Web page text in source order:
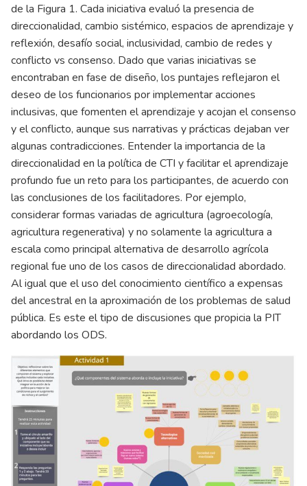
de la Figura 1. Cada iniciativa evaluó la presencia de
direccionalidad, cambio sistémico, espacios de aprendizaje y
reflexión, desafío social, inclusividad, cambio de redes y
conflicto vs consenso. Dado que varias iniciativas se
encontraban en fase de diseño, los puntajes reflejaron el
deseo de los funcionarios por implementar acciones
inclusivas, que fomenten el aprendizaje y acojan el consenso
y el conflicto, aunque sus narrativas y prácticas dejaban ver
algunas contradicciones. Entender la importancia de la
direccionalidad en la política de CTI y facilitar el aprendizaje
profundo fue un reto para los participantes, de acuerdo con
las conclusiones de los facilitadores. Por ejemplo,
considerar formas variadas de agricultura (agroecología,
agricultura regenerativa) y no solamente la agricultura a
escala como principal alternativa de desarrollo agrícola
regional fue uno de los casos de direccionalidad abordado.
Al igual que el uso del conocimiento científico a expensas
del ancestral en la aproximación de los problemas de salud
pública. Es este el tipo de discusiones que propicia la PIT
abordando los ODS.